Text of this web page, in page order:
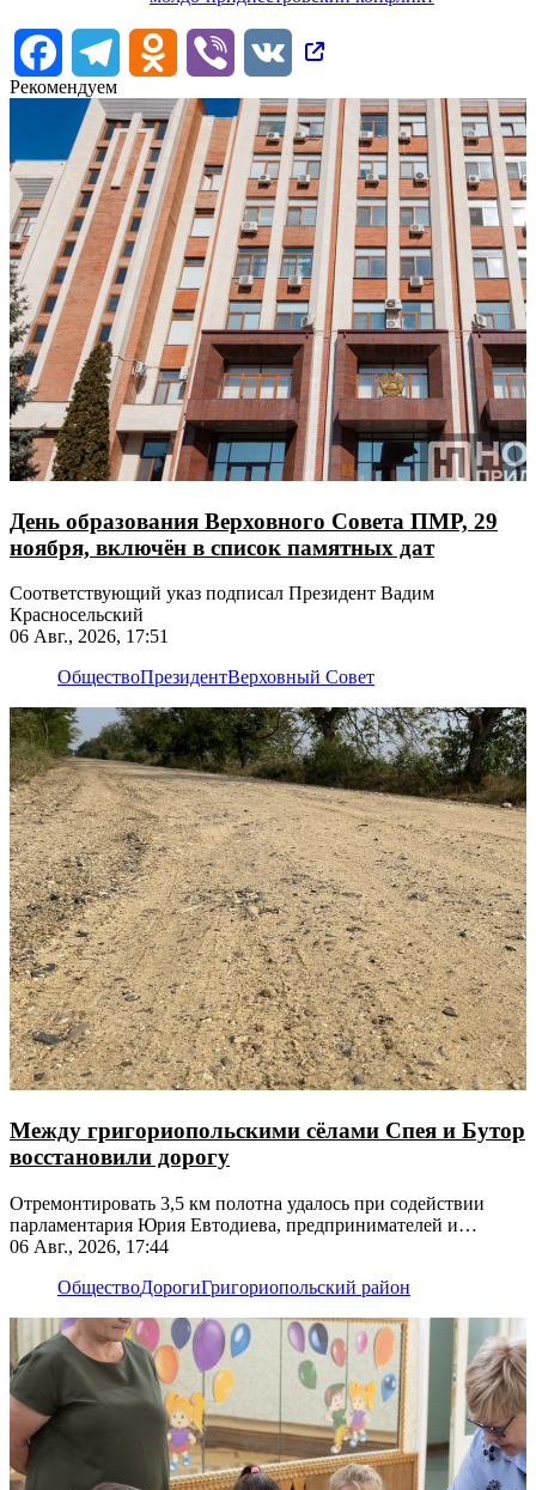
FacebookTelegram Odnoklassniki
Viber
VK
Рекомендуем
День образования Верховного Совета ПМР, 29
ноября, включён в список памятных дат
Соответствующий указ подписал Президент Вадим
Красносельский
06 Авг., 2026, 17:51
ОбществоПрезидентВерховный Совет
Между григориопольскими сёлами Спея и Бутор
восстановили дорогу
Отремонтировать 3,5 км полотна удалось при содействии
парламентария Юрия Евтодиева, предпринимателей и
жителей
06 Авг., 2026, 17:44
ОбществоДорогиГригориопольский район